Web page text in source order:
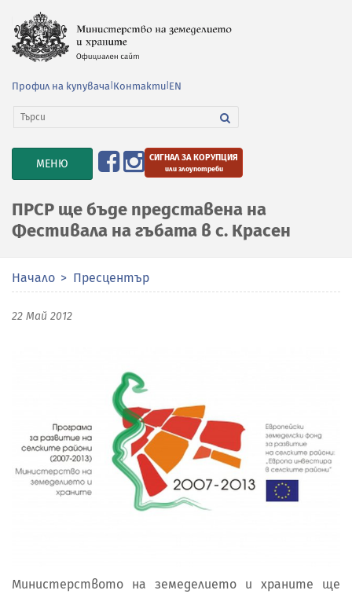
Профил на купувача Контакти EN
TOGGLE
NAVIGATION
МЕНЮ СИГНАЛ ЗА КОРУПЦИЯ
или злоупотреби
ПРСР ще бъде представена на
Фестивала на гъбата в с. Красен
Начало Пресцентър
22 Май 2012
Министерството на земеделието и храните ще